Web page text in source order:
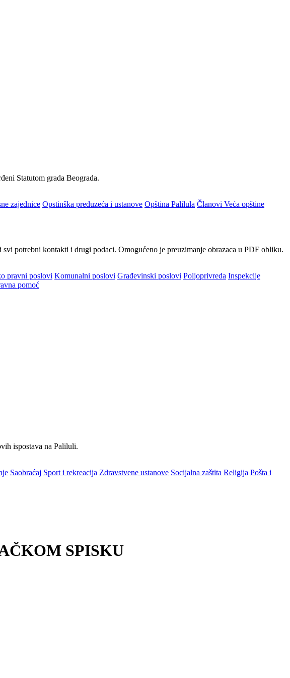
Statutom grada Beograda.
zajednice Opstinška preduzeća i ustanove Opština Palilula Članovi Veća opštine
potrebni kontakti i drugi podaci. Omogućeno je preuzimanje obrazaca u PDF obliku.
pravni poslovi Komunalni poslovi Građevinski poslovi Poljoprivreda Inspekcije
pomoć
ispostava na Paliluli.
Saobraćaj Sport i rekreacija Zdravstvene ustanove Socijalna zaštita Religija Pošta i
SPISKU